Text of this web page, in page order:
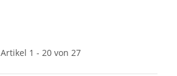
Artikel 1 - 20 von 27